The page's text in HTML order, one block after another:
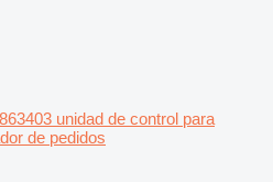
863403 unidad de control para
de pedidos